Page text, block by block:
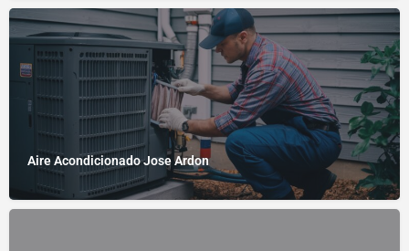
Aire Acondicionado Jose Ardon